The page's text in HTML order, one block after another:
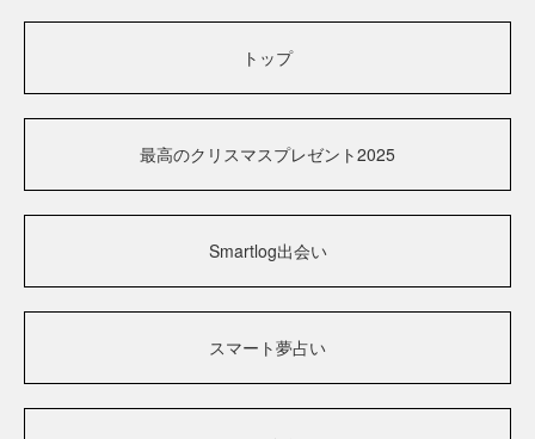
トップ
最高のクリスマスプレゼント2025
Smartlog出会い
スマート夢占い